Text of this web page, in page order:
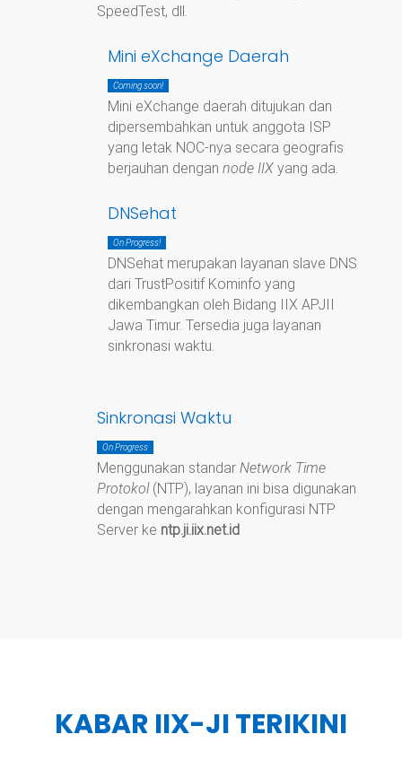
SpeedTest, dll.
Mini eXchange Daerah
Coming soon!
Mini eXchange daerah ditujukan dan
dipersembahkan untuk anggota ISP
yang letak NOC-nya secara geografis
berjauhan dengan node IIXyang ada.
DNSehat
On Progress!
DNSehat merupakan layanan slave DNS
dari TrustPositif Kominfo yang
dikembangkan oleh Bidang IIX APJII
Jawa Timur. Tersedia juga layanan
sinkronasi waktu.
Sinkronasi Waktu
On Progress
Menggunakan standar Network Time
Protokol(NTP), layanan ini bisa digunakan
dengan mengarahkan konfigurasi NTP
Server ke ntp.ji.iix.net.id
KABAR IIX-JI TERIKINI